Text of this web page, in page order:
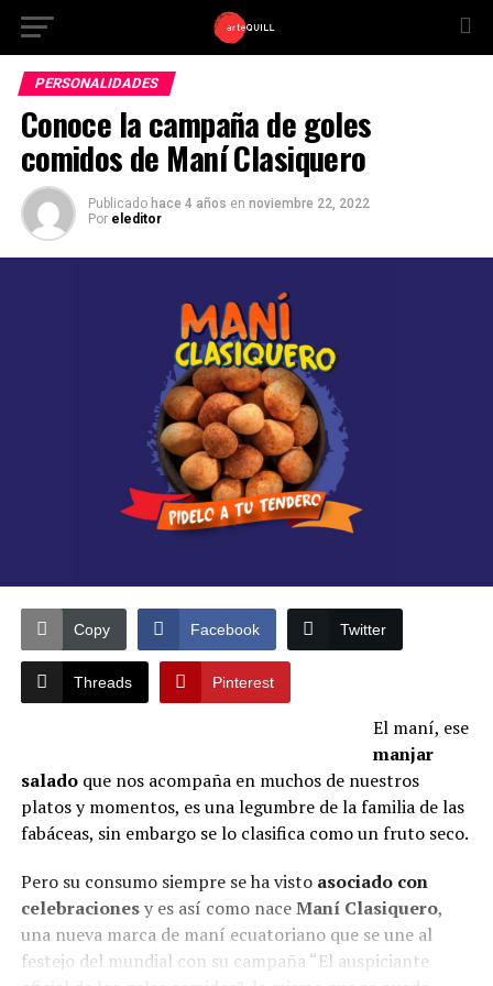
PERSONALIDADES
Conoce la campaña de goles
comidos de Maní Clasiquero
Publicado hace 4 años en noviembre 22, 2022
Por eleditor
Copy Facebook Twitter
Threads Pinterest
El maní, ese
manjar
saladoque nos acompaña en muchos de nuestros
platos y momentos, es una legumbre de la familia de las
fabáceas, sin embargo se lo clasifica como un fruto seco.
Pero su consumo siempre se ha visto asociado con
celebracionesy es así como naceManí Clasiquero,
una nueva marca de maní ecuatoriano que se une al
festejo del mundial con su campaña “El auspiciante